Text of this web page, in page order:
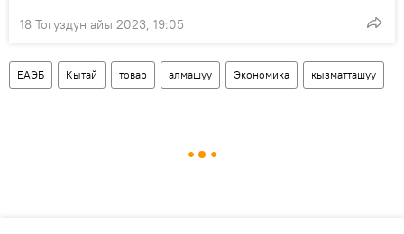
18 Тогуздун айы 2023, 19:05
ЕАЭБ Кытай товар алмашуу Экономика кызматташуу